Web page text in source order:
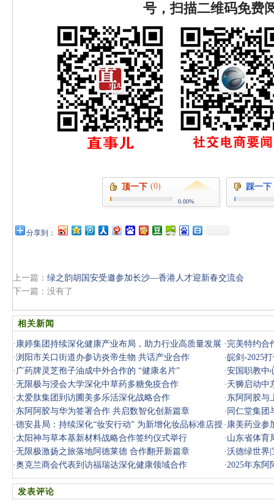
号，扫描二维码免费
顶一下 (0)
0.00%
踩一下
分享到：
上一篇： 绿之韵胡国安受邀参加长沙—香港人才迎新春交流会
下一篇：没有了
相关新闻
· 康婷集团持续深化健康产业布局，助力行业高质量发展 · 完美特约合
·浏阳市关口街道办参访炎帝生物 共话产业合作 ·皖剑-2025
· 广药牌灵芝孢子油成中外合作的 “健康名片” ·安国职教中
·无限极与浸会大学深化中草药多糖免疫合作 · 天狮启动中
· 太爱肽集团到访圃美多乐活深化战略合作 · 东阿阿胶与
· 东阿阿胶与华为签署合作 共启数智化创新篇章 · 同仁堂集团
·德安县局：持续深化“妆安行动” 为新增化妆品标准店授
牌
· 康美药业参
作交流会
· 太阳神与草本基新材料战略合作签约仪式举行 · 山东省体育
·无限极激扬之旅落地阿德莱德 合作翻开新篇章 ·沃德绿世界
·奥克兰商会代表到访福瑞达深化健康领域合作 ·2025年东阿
发表评论